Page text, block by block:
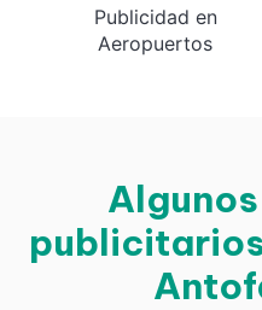
Publicidad en
Aeropuertos